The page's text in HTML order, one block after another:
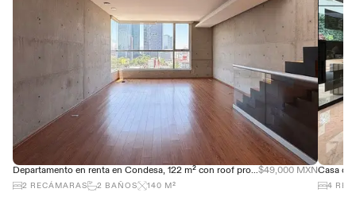
Departamento en renta en Condesa, 122 m² con roof propio y terraza$49,000 MXN
2 RECÁMARAS 2 BAÑOS 140 M² 4